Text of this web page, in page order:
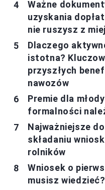
Ważne
uzyskania
nie ruszysz z
Dlaczego
istotna?
przyszłych
nawozów
Premie dla
formalności
Najważniejsze
składaniu
rolników
Wniosek o
musisz wiedzieć?